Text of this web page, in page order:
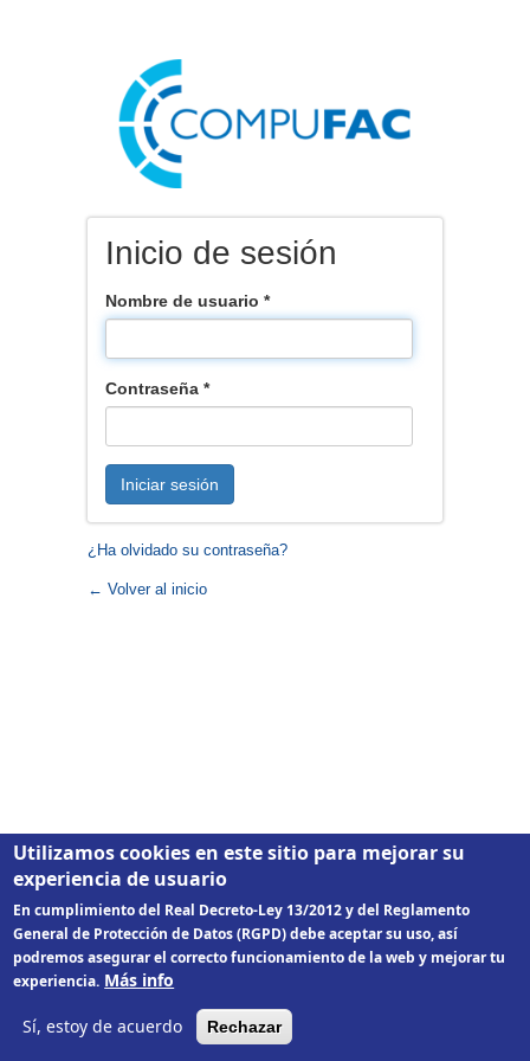
Inicio de sesión
Nombre de usuario *
Contraseña *
Iniciar sesión
¿Ha olvidado su contraseña?
← Volver al inicio
Utilizamos cookies en este sitio para mejorar su
experiencia de usuario
En cumplimiento del Real Decreto-Ley 13/2012 y del Reglamento
General de Protección de Datos (RGPD) debe aceptar su uso, así
podremos asegurar el correcto funcionamiento de la web y mejorar tu
experiencia. Más info
Sí, estoy de acuerdo Rechazar